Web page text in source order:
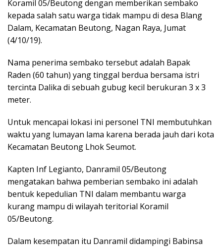
Koramil 05/Beutong dengan memberikan sembako
kepada salah satu warga tidak mampu di desa Blang
Dalam, Kecamatan Beutong, Nagan Raya, Jumat
(4/10/19).
Nama penerima sembako tersebut adalah Bapak
Raden (60 tahun) yang tinggal berdua bersama istri
tercinta Dalika di sebuah gubug kecil berukuran 3 x 3
meter.
Untuk mencapai lokasi ini personel TNI membutuhkan
waktu yang lumayan lama karena berada jauh dari kota
Kecamatan Beutong Lhok Seumot.
Kapten Inf Legianto, Danramil 05/Beutong
mengatakan bahwa pemberian sembako ini adalah
bentuk kepedulian TNI dalam membantu warga
kurang mampu di wilayah teritorial Koramil
05/Beutong.
Dalam kesempatan itu Danramil didampingi Babinsa